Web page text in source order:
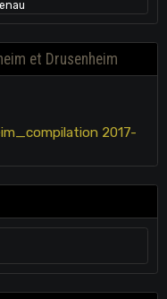
et Drusenheim
2017-